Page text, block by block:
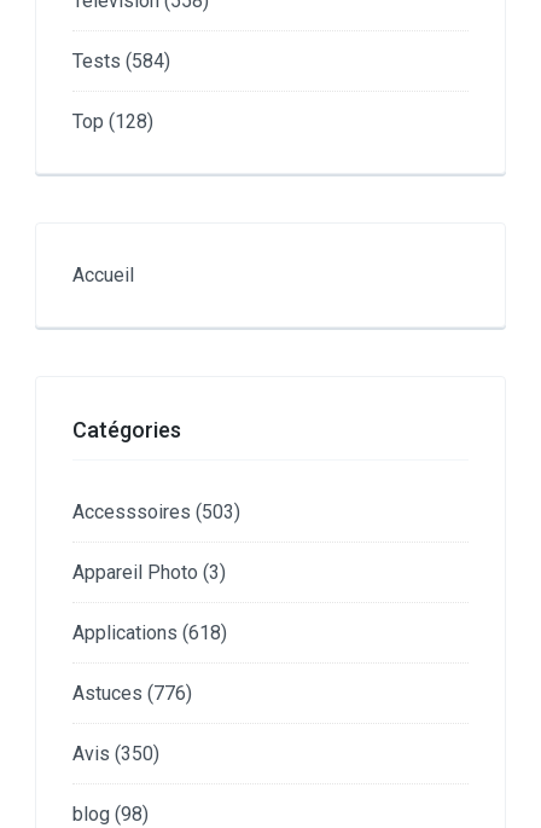
Tests (584)
Top (128)
Accueil
Catégories
Accesssoires (503)
Appareil Photo (3)
Applications (618)
Astuces (776)
Avis (350)
blog (98)